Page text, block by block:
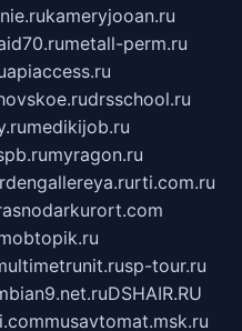
kameryjooan.ru
metall-perm.ru
apiaccess.ru
drsschool.ru
medikijob.ru
myragon.ru
rti.com.ru
sp-tour.ru
DSHAIR.RU
musavtomat.msk.ru